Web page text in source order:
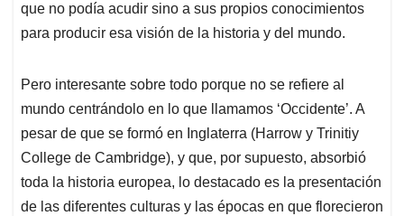
que no podía acudir sino a sus propios conocimientos
para producir esa visión de la historia y del mundo.
Pero interesante sobre todo porque no se refiere al
mundo centrándolo en lo que llamamos ‘Occidente’. A
pesar de que se formó en Inglaterra (Harrow y Trinitiy
College de Cambridge), y que, por supuesto, absorbió
toda la historia europea, lo destacado es la presentación
de las diferentes culturas y las épocas en que florecieron